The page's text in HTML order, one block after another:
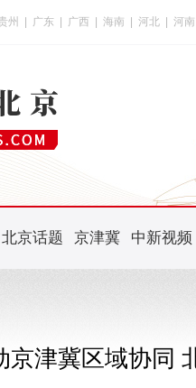
州 广东 广西 海南 河北 河南
北京话题 京津冀 中新视频
京津冀区域协同